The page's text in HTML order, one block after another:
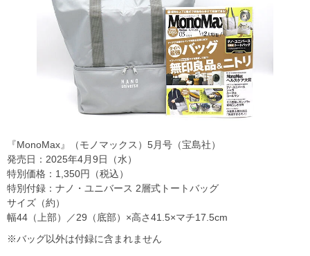
『MonoMax』（モノマックス）5月号（宝島社）
発売日：2025年4月9日（水）
特別価格：1,350円（税込）
特別付録：ナノ・ユニバース 2層式トートバッグ
サイズ（約）
幅44（上部）／29（底部）×高さ41.5×マチ17.5cm
※バッグ以外は付録に含まれません